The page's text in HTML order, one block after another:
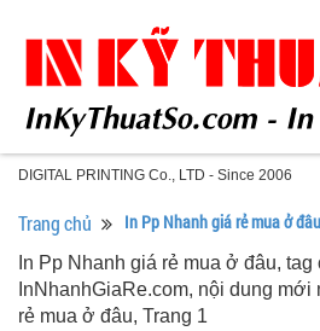
DIGITAL PRINTING Co., LTD - Since 2006
Trang chủ In Pp Nhanh giá rẻ mua ở đâu
In Pp Nhanh giá rẻ mua ở đâu, tag
InNhanhGiaRe.com, nội dung mới
rẻ mua ở đâu, Trang 1